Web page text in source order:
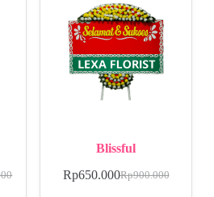
Blissful
Rp900.000
Rp650.000